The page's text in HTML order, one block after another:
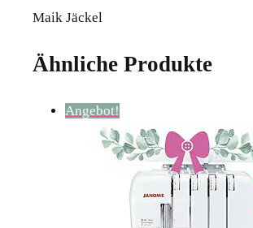
Maik Jäckel
Ähnliche Produkte
Angebot!